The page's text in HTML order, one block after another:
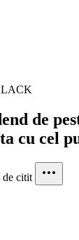
de
cu cel
de citit